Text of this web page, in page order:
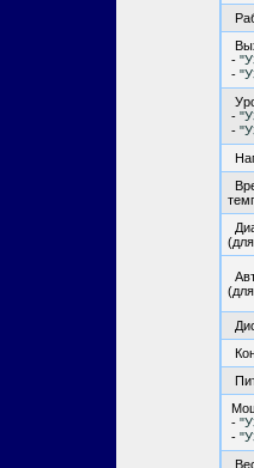
-
-
-
-
-
-